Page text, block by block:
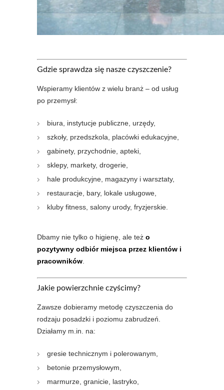
Gdzie sprawdza się nasze czyszczenie?
Wspieramy klientów z wielu branż – od usług
po przemysł:
biura, instytucje publiczne, urzędy,
szkoły, przedszkola, placówki edukacyjne,
gabinety, przychodnie, apteki,
sklepy, markety, drogerie,
hale produkcyjne, magazyny i warsztaty,
restauracje, bary, lokale usługowe,
kluby fitness, salony urody, fryzjerskie.
Dbamy nie tylko o higienę, ale też o
pozytywny odbiór miejsca przez klientów i
pracowników
Jakie powierzchnie czyścimy?
Zawsze dobieramy metodę czyszczenia do
rodzaju posadzki i poziomu zabrudzeń.
Działamy m.in. na:
gresie technicznym i polerowanym,
betonie przemysłowym,
marmurze, granicie, lastryko,